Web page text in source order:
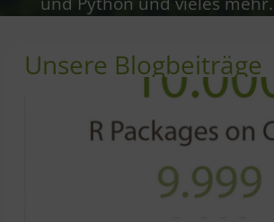
Unsere Blogbeiträge